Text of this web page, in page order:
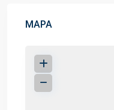
MAPA